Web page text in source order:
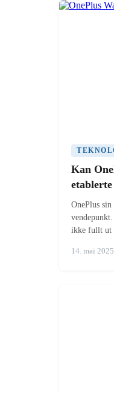
Kan
OnePlus
ikke fullt ut
14. mai